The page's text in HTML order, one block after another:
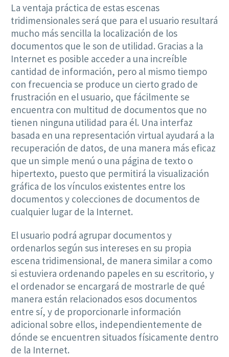
La ventaja práctica de estas escenas
tridimensionales será que para el usuario resultará
mucho más sencilla la localización de los
documentos que le son de utilidad. Gracias a la
Internet es posible acceder a una increíble
cantidad de información, pero al mismo tiempo
con frecuencia se produce un cierto grado de
frustración en el usuario, que fácilmente se
encuentra con multitud de documentos que no
tienen ninguna utilidad para él. Una interfaz
basada en una representación virtual ayudará a la
recuperación de datos, de una manera más eficaz
que un simple menú o una página de texto o
hipertexto, puesto que permitirá la visualización
gráfica de los vínculos existentes entre los
documentos y colecciones de documentos de
cualquier lugar de la Internet.
El usuario podrá agrupar documentos y
ordenarlos según sus intereses en su propia
escena tridimensional, de manera similar a como
si estuviera ordenando papeles en su escritorio, y
el ordenador se encargará de mostrarle de qué
manera están relacionados esos documentos
entre sí, y de proporcionarle información
adicional sobre ellos, independientemente de
dónde se encuentren situados físicamente dentro
de la Internet.